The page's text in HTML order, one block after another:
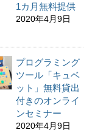
1カ月無料提供
2020年4月9日
プログラミング
ツール「キュベ
ット」無料貸出
付きのオンライ
ンセミナー
2020年4月9日